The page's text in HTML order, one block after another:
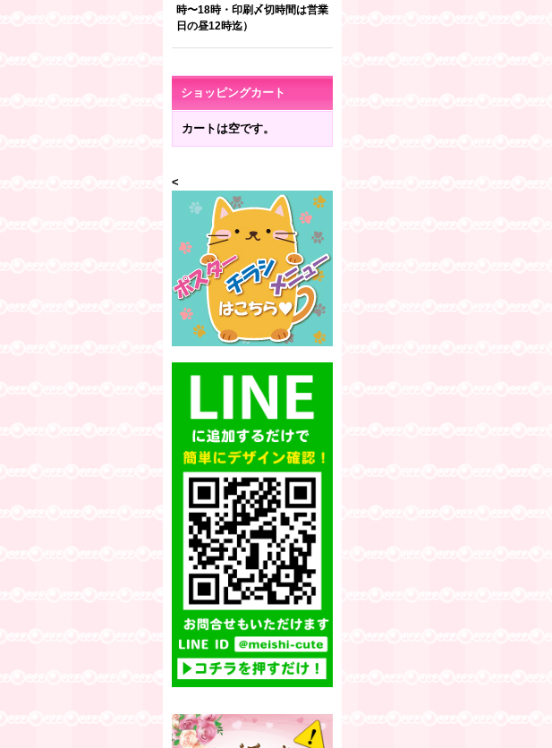
時〜18時・印刷〆切時間は営業
日の昼12時迄）
ショッピングカート
カートは空です。
<